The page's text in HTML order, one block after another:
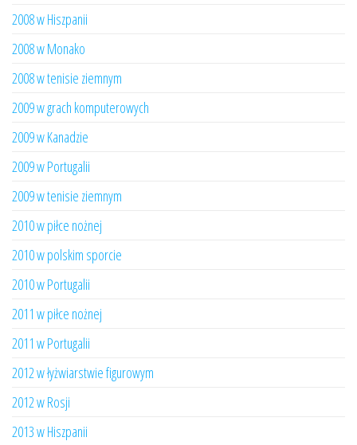
2008 w Hiszpanii
2008 w Monako
2008 w tenisie ziemnym
2009 w grach komputerowych
2009 w Kanadzie
2009 w Portugalii
2009 w tenisie ziemnym
2010 w piłce nożnej
2010 w polskim sporcie
2010 w Portugalii
2011 w piłce nożnej
2011 w Portugalii
2012 w łyżwiarstwie figurowym
2012 w Rosji
2013 w Hiszpanii